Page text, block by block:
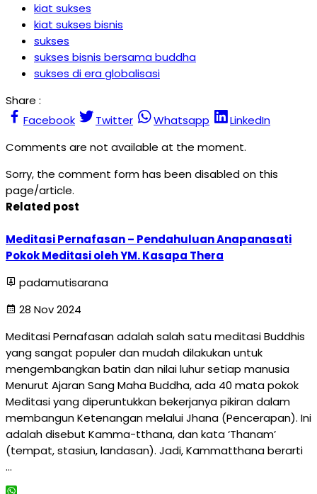
kiat sukses
kiat sukses bisnis
sukses
sukses bisnis bersama buddha
sukses di era globalisasi
Share :
Facebook
Twitter Whatsapp
LinkedIn
Comments are not available at the moment.
Sorry, the comment form has been disabled on this
page/article.
Related post
Meditasi Pernafasan – Pendahuluan Anapanasati
Pokok Meditasi oleh YM. Kasapa Thera
padamutisarana
28 Nov 2024
Meditasi Pernafasan adalah salah satu meditasi Buddhis
yang sangat populer dan mudah dilakukan untuk
mengembangkan batin dan nilai luhur setiap manusia
Menurut Ajaran Sang Maha Buddha, ada 40 mata pokok
Meditasi yang diperuntukkan bekerjanya pikiran dalam
membangun Ketenangan melalui Jhana (Pencerapan). Ini
adalah disebut Kamma-tthana, dan kata ‘Thanam’
(tempat, stasiun, landasan). Jadi, Kammatthana berarti
…